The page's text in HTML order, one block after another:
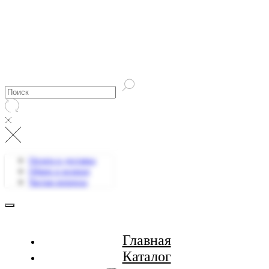
Оплата и доставка
Обмен и возврат
Частые вопросы
Главная
Каталог